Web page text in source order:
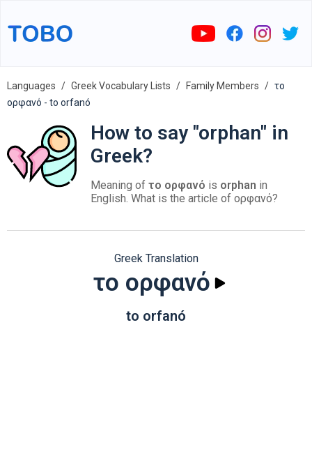
Languages Greek Vocabulary Lists Family Members
το
ορφανό - to orfanó
How to say "orphan" in
Greek?
Meaning of το ορφανό is orphan in
English. What is the article of ορφανό?
Greek Translation
το ορφανό
to orfanó